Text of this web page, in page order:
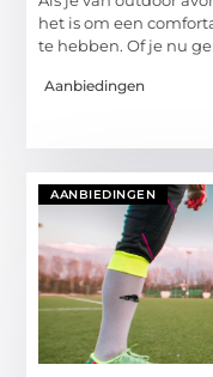
het is om een
te hebben. Of je nu
Aanbiedingen
AANBIEDINGEN